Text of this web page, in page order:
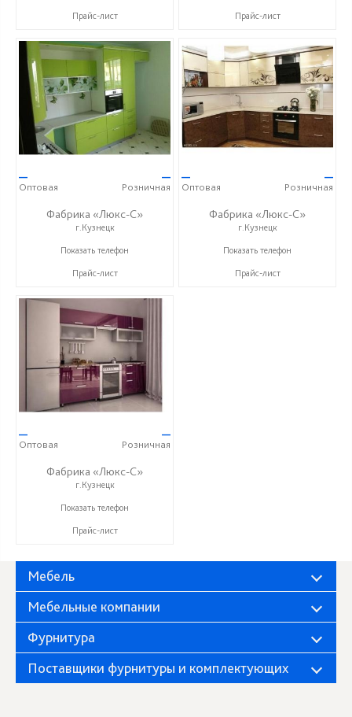
Прайс-лист Прайс-лист
—
Оптовая
—
Розничная
Фабрика «Люкс-С»
г.Кузнецк
+ 7 (999) 748-11-11
Показать телефон
Прайс-лист
—
Оптовая
—
Розничная
Фабрика «Люкс-С»
г.Кузнецк
+ 7 (999) 748-11-11
Показать телефон
Прайс-лист
—
Оптовая
—
Розничная
Фабрика «Люкс-С»
г.Кузнецк
+ 7 (999) 748-11-11
Показать телефон
Прайс-лист
Мебель
Мебельные компании
Фурнитура
Поставщики фурнитуры и комплектующих